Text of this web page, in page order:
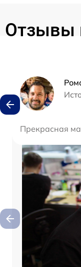
Отзывы
Прекрасная